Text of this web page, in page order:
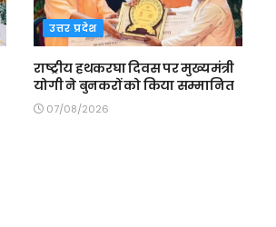
उत्तर प्रदेश
राष्ट्रीय हथकरघा दिवस पर मुख्यमंत्री
योगी ने बुनकरों को किया सम्मानित
07/08/2026